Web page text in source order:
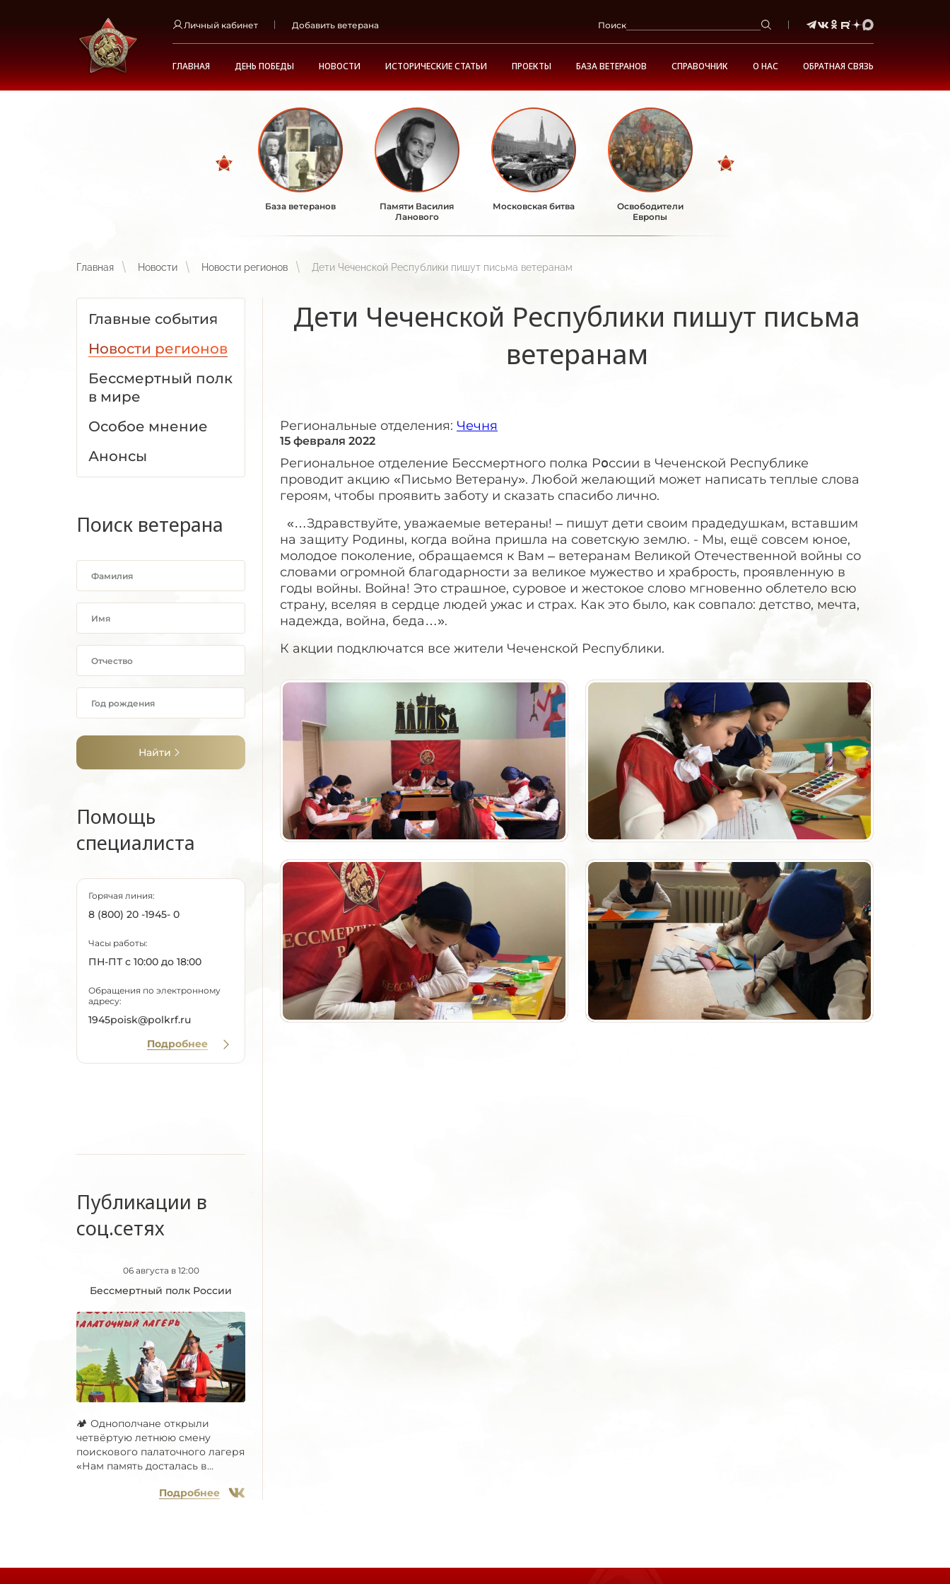
Личный кабинет Добавить ветерана Поиск
ГЛАВНАЯ ДЕНЬ ПОБЕДЫ НОВОСТИ ИСТОРИЧЕСКИЕ СТАТЬИ ПРОЕКТЫ БАЗА ВЕТЕРАНОВ СПРАВОЧНИК О НАС ОБРАТНАЯ СВЯЗЬ
База ветеранов
Памяти Василия
Ланового
Московская битва
Освободители
Европы
Главная Новости Новости регионов Дети Чеченской Республики пишут письма ветеранам
Главные события
Новости регионов
Бессмертный полк
в мире
Особое мнение
Анонсы
Поиск ветерана
Найти
Помощь
специалиста
Горячая линия:
8 (800) 20 -1945- 0
Часы работы:
ПН-ПТ с 10:00 до 18:00
Обращения по электронному
адресу:
1945poisk@polkrf.ru
Подробнее
Публикации в
соц.сетях
06 августа в 12:00
Бессмертный полк России
🏕 Однополчане открыли
четвёртую летнюю смену
поискового палаточного лагеря
«Нам память досталась в...
Подробнее
Дети Чеченской Республики пишут письма
ветеранам
Региональные отделения: Чечня
15 февраля 2022
Региональное отделение Бессмертного полка Рօссии в Чеченской Республике
проводит акцию «Письмо Ветерану». Любой желающий может написать теплые слова
героям, чтобы проявить заботу и сказать спасибо лично. ​
​ ​ «…Здравствуйте, уважаемые ветераны! – пишут дети своим прадедушкам, вставшим
на защиту Родины, когда война пришла на советскую землю. - Мы, ещё совсем юное,
молодое поколение, обращаемся к Вам – ветеранам Великой Отечественной войны со
словами огромной благодарности за великое мужество и храбрость, проявленную в
годы войны. Война! Это страшное, суровое и жестокое слово мгновенно облетело всю
страну, вселяя в сердце людей ужас и страх. Как это было, как совпало: детство, мечта,
надежда, война, беда…».
К акции подключатся все жители Чеченской Республики.